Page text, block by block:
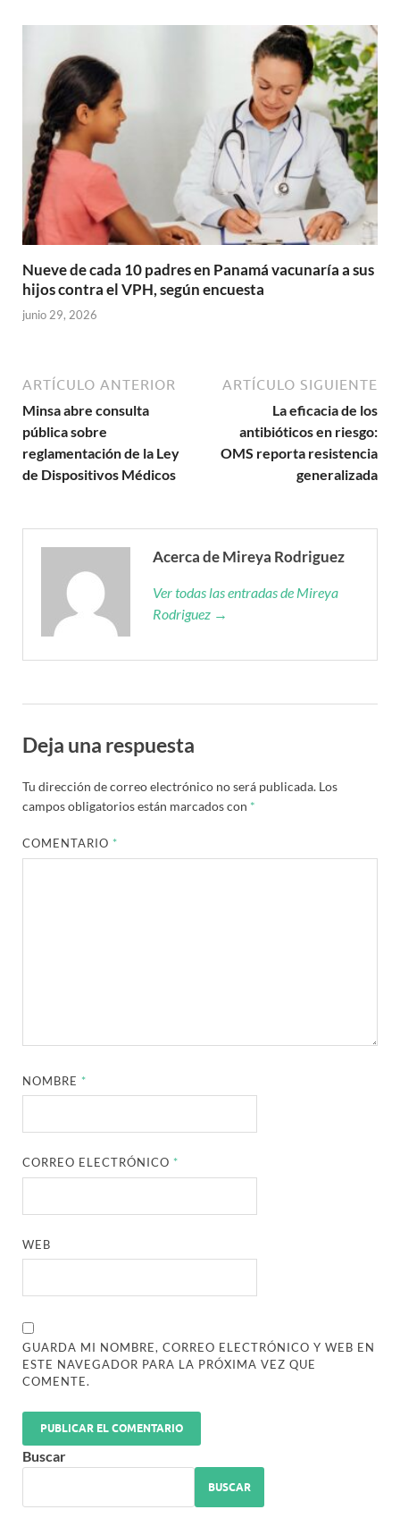
Nueve de cada 10 padres en Panamá vacunaría a sus
hijos contra el VPH, según encuesta
junio 29, 2026
ARTÍCULO ANTERIOR
Minsa abre consulta
pública sobre
reglamentación de la Ley
de Dispositivos Médicos
ARTÍCULO SIGUIENTE
La eficacia de los
antibióticos en riesgo:
OMS reporta resistencia
generalizada
Acerca de Mireya Rodriguez
Ver todas las entradas de Mireya
Rodriguez →
Deja una respuesta
Tu dirección de correo electrónico no será publicada. Los
campos obligatorios están marcados con *
COMENTARIO *
NOMBRE *
CORREO ELECTRÓNICO *
WEB
GUARDA MI NOMBRE, CORREO ELECTRÓNICO Y WEB EN
ESTE NAVEGADOR PARA LA PRÓXIMA VEZ QUE
COMENTE.
Buscar
BUSCAR